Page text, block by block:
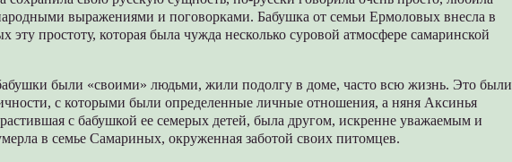
выражениями и поговорками. Бабушка от семьи Ермоловых внесла в
эту простоту, которая была чужда несколько суровой атмосфере самаринской
были «своими» людьми, жили подолгу в доме, часто всю жизнь. Это были
с которыми были определенные личные отношения, а няня Аксинья
с бабушкой ее семерых детей, была другом, искренне уважаемым и
в семье Самариных, окруженная заботой своих питомцев.